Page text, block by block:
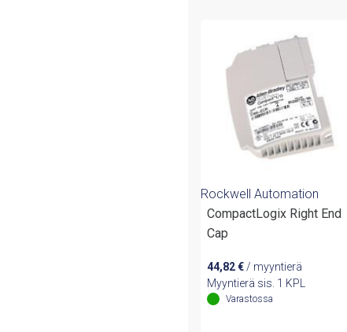
Rockwell Automation
CompactLogix Right End
Cap
44,82€ / myyntierä
Myyntierä sis. 1 KPL
Varastossa